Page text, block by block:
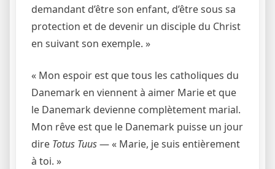
demandant d’être son enfant, d’être sous sa
protection et de devenir un disciple du Christ
en suivant son exemple. »
« Mon espoir est que tous les catholiques du
Danemark en viennent à aimer Marie et que
le Danemark devienne complètement marial.
Mon rêve est que le Danemark puisse un jour
dire Totus Tuus— « Marie, je suis entièrement
à toi. »